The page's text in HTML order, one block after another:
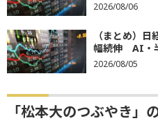
2026/08/06
（まとめ）
幅続伸 AI・
2026/08/05
「松本大のつぶやき」